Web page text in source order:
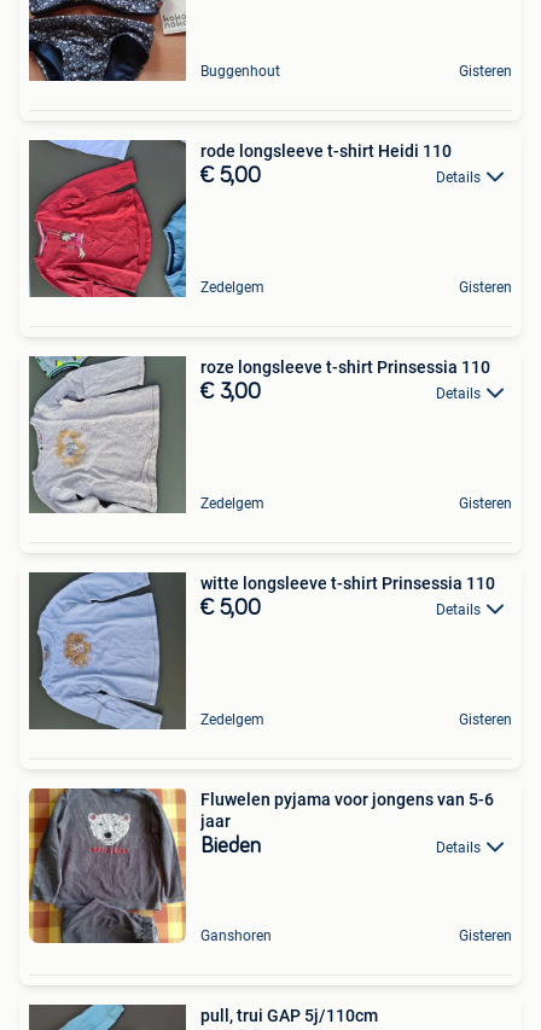
Buggenhout Gisteren
rode longsleeve t-shirt Heidi 110
€ 5,00 Details
Zedelgem Gisteren
roze longsleeve t-shirt Prinsessia 110
€ 3,00 Details
Zedelgem Gisteren
witte longsleeve t-shirt Prinsessia 110
€ 5,00 Details
Zedelgem Gisteren
Fluwelen pyjama voor jongens van 5-6
jaar
Bieden Details
Ganshoren Gisteren
pull, trui GAP 5j/110cm